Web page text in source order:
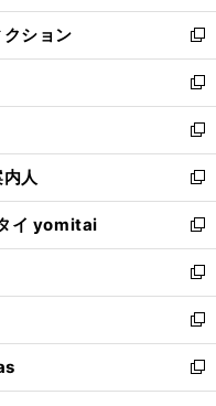
開
く
ウ
で
開
く
ン
ド
ウ
で
開
く
ウ
ィ
ン
ド
ウ
で
開
く
ション
新
し
い
ウ
ィ
ン
ド
ウ
で
開
く
新
し
い
ウ
ィ
ン
ド
ウ
で
開
く
新
し
い
ウ
ィ
ン
ド
ウ
で
開
く
人
新
し
い
ウ
ィ
ン
ド
ウ
で
開
イ yomitai
新
し
い
ウ
ィ
ン
ド
ウ
新
し
い
ウ
ィ
ン
新
し
い
ウ
新
し